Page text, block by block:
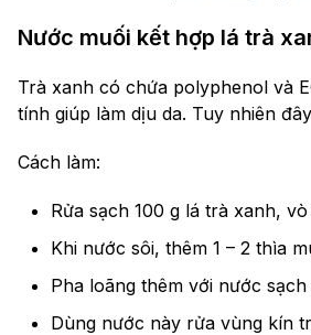
Nước muối kết hợp lá trà
Trà xanh có chứa polyphenol và
tính giúp làm dịu da. Tuy nhiên
Cách làm:
Rửa sạch 100 g lá trà xanh,
Khi nước sôi, thêm 1 – 2 thìa
Pha loãng thêm với nước
Dùng nước này rửa vùng kín